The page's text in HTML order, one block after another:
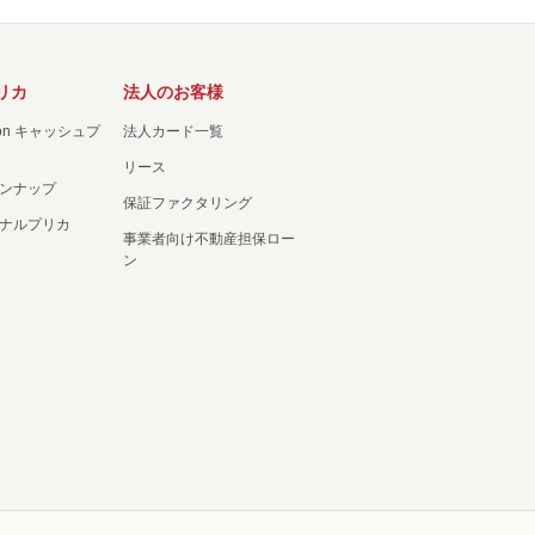
カ
キャッシュプ
ナップ
ルプリカ
法人のお客様
法人カード一覧
リース
保証ファクタリング
事業者向け不動産担保ロー
ン